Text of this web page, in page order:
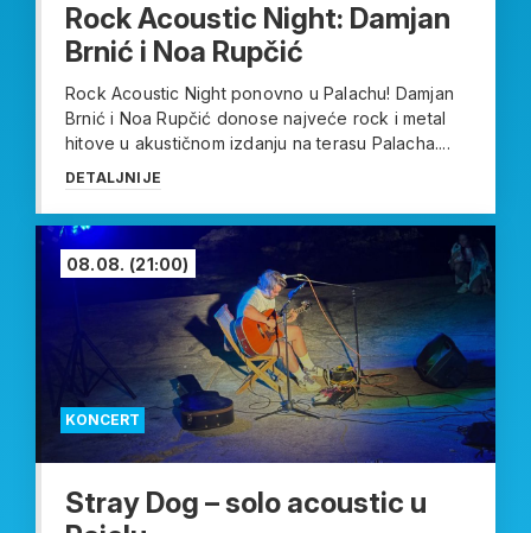
Rock Acoustic Night: Damjan
Brnić i Noa Rupčić
Rock Acoustic Night ponovno u Palachu! Damjan
Brnić i Noa Rupčić donose najveće rock i metal
hitove u akustičnom izdanju na terasu Palacha....
DETALJNIJE
KONCERT
08.08. (21:00)
Stray Dog – solo acoustic u